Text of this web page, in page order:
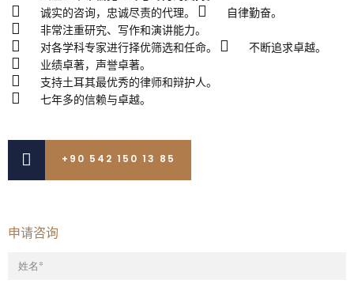
诚实的咨询，忠诚尽责的代理。
自律勤奋。
非常注重研究、写作和演讲能力。
对各学科专家进行择优筛选和任命。
不断追求卓越。
业绩卓著，声誉卓著。
支持土耳其最优秀的律师和辩护人。
七年多的信赖与卓越。
+90 542 150 13 85
申请咨询